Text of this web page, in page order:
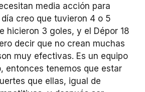
media acción para
creo que tuvieron 4 o 5
hicieron 3 goles, y el Dépor 18
decir que no crean muchas
muy efectivas. Es un equipo
entonces tenemos que estar
que ellas, igual de